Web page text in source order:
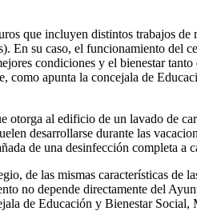
que incluyen distintos trabajos
su caso, el funcionamiento del
condiciones y el bienestar
como apunta la concejala de
al edificio de un lavado de
desarrollarse durante las
de una desinfección completa a
de las mismas características de
no depende directamente del
de Educación y Bienestar